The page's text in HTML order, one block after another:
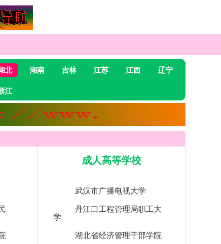
北 湖南 吉林 江苏 江西 辽宁
江
成人高等学校
武汉市广播电视大学
丹江口工程管理局职工大
学
湖北省经济管理干部学院